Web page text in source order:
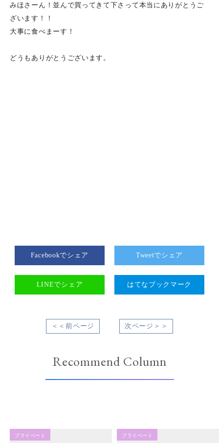
みほさーん！並んで買ってきて下さって本当にありがとうご
ざいます！！
大事に食べまーす！
どうもありがとうございます。
Facebookでシェア Tweetでシェア
LINEでシェア はてなブックマーク
＜＜前ページ 次ページ＞＞
Recommend Column
プライベート プライベート